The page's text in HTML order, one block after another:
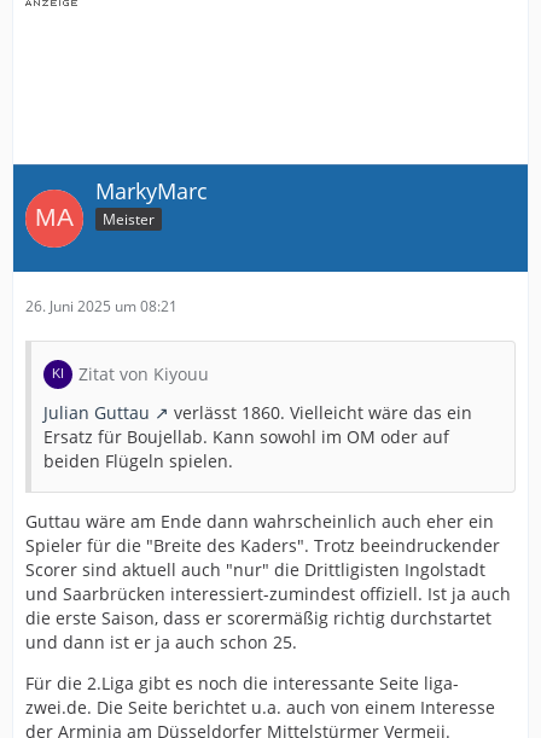
MarkyMarc
Meister
26. Juni 2025 um 08:21
Zitat von Kiyouu
Julian Guttau
verlässt 1860. Vielleicht wäre das ein
Ersatz für Boujellab. Kann sowohl im OM oder auf
beiden Flügeln spielen.
Guttau wäre am Ende dann wahrscheinlich auch eher ein
Spieler für die "Breite des Kaders". Trotz beeindruckender
Scorer sind aktuell auch "nur" die Drittligisten Ingolstadt
und Saarbrücken interessiert-zumindest offiziell. Ist ja auch
die erste Saison, dass er scorermäßig richtig durchstartet
und dann ist er ja auch schon 25.
Für die 2.Liga gibt es noch die interessante Seite liga-
zwei.de. Die Seite berichtet u.a. auch von einem Interesse
der Arminia am Düsseldorfer Mittelstürmer Vermeij.